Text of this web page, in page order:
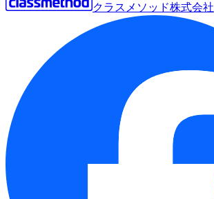
クラスメソッド株式会社